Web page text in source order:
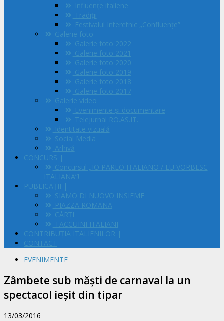
Influențe italiene
Tradiții
Festivalul Interetnic „Confluențe”
Galerie foto
Galerie foto 2022
Galerie foto 2021
Galerie foto 2020
Galerie foto 2019
Galerie foto 2018
Galerie foto 2017
Galerie video
Evenimente și documentare
Telejurnal RO.AS.IT.
Identitate vizuală
Social Media
Arhivă
CONCURS |
Concursul „IO PARLO ITALIANO / EU VORBESC
ITALIANA”!
PUBLICAȚII |
SIAMO DI NUOVO INSIEME
PIAZZA ROMANA
CĂRȚI
TACCUINI ITALIANI
CONTRIBUȚIA ITALIENILOR |
CONTACT
EVENIMENTE
Zâmbete sub măști de carnaval la un
spectacol ieșit din tipar
13/03/2016